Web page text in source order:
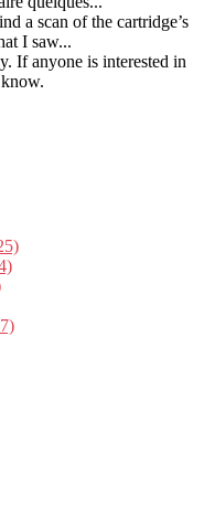
a scan of the cartridge’s
I saw...
If anyone is interested in